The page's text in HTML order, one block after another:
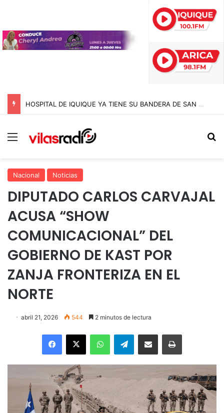
HOSPITAL DE IQUIQUE YA TIENE SU BANDERA DE SAN LORENZO: FUE BENDECIDA POR EL CAPELLÁN Y CONFECCIONADA EN EL MISMO RECINTO
Menú
Nacional Noticias
DIPUTADO CARLOS CARVAJAL
ACUSA “SHOW
COMUNICACIONAL” DEL
GOBIERNO DE KAST POR
ZANJA FRONTERIZA EN EL
NORTE
abril 21, 2026 544 2 minutos de lectura
Facebook
X WhatsAppTelegramEnviar vía email Imprimir